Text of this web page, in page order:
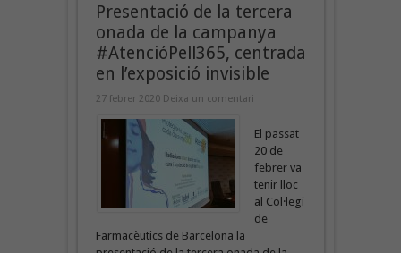
Presentació de la tercera
onada de la campanya
#AtencióPell365, centrada
en l’exposició invisible
27 febrer 2020 Deixa un comentari
El passat
20 de
febrer va
tenir lloc
al Col·legi
de
Farmacèutics de Barcelona la